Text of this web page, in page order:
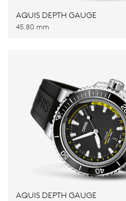
AQUIS DEPTH GAUGE
45.80 mm
AQUIS DEPTH GAUGE